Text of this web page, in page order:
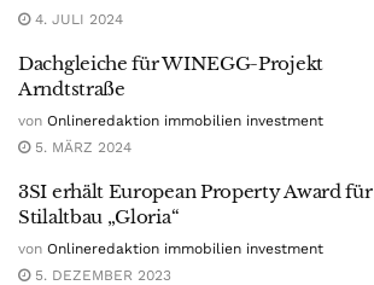
4. JULI 2024
Dachgleiche für WINEGG-Projekt
Arndtstraße
von Onlineredaktion immobilien investment
5. MÄRZ 2024
3SI erhält European Property Award für
Stilaltbau „Gloria“
von Onlineredaktion immobilien investment
5. DEZEMBER 2023